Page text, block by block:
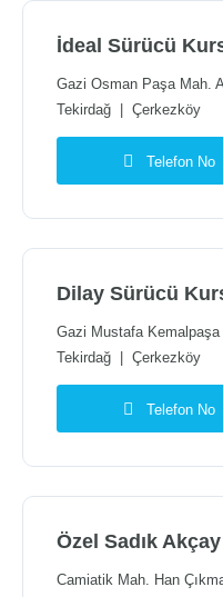
İdeal Sürücü
Gazi Osman Paşa Mah.
Tekirdağ
Çerkezköy
Telefon No
Dilay Sürücü
Gazi Mustafa
Tekirdağ
Çerkezköy
Telefon No
Özel Sadık
Camiatik Mah. Han